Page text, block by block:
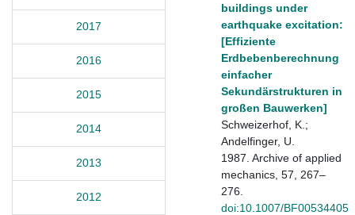
2017
2016
2015
2014
2013
2012
buildings under
earthquake excitation:
[Effiziente
Erdbebenberechnung
einfacher
Sekundärstrukturen in
großen Bauwerken]
Schweizerhof, K.;
Andelfinger, U.
1987. Archive of applied
mechanics, 57, 267–
276.
doi:10.1007/BF00534405